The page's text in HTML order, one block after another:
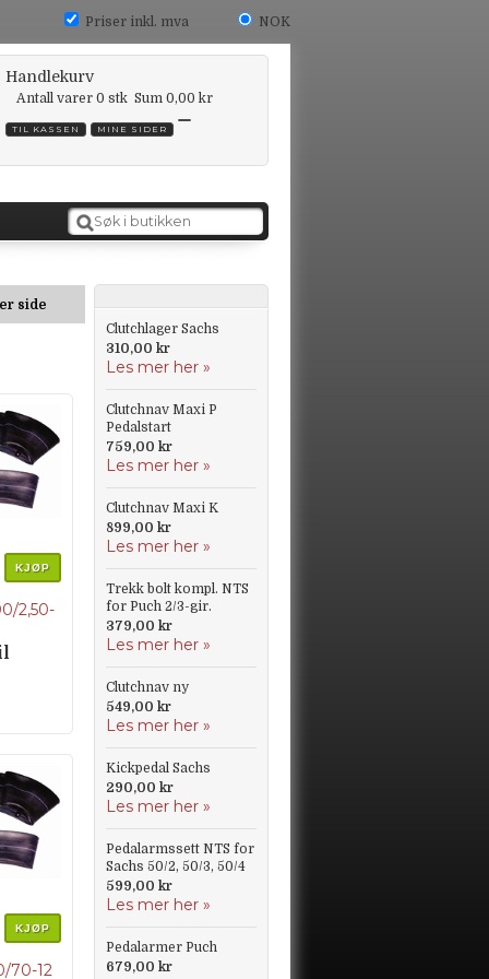
NOK
Priser inkl. mva
Handlekurv
Antall varer 0 stk Sum 0,00 kr
TIL KASSEN MINE SIDER
side
KJØP
2,50-
KJØP
70-12
Clutchlager Sachs
310,00 kr
Les mer her »
Clutchnav Maxi P
Pedalstart
759,00 kr
Les mer her »
Clutchnav Maxi K
899,00 kr
Les mer her »
Trekk bolt kompl. NTS
for Puch 2/3-gir.
379,00 kr
Les mer her »
Clutchnav ny
549,00 kr
Les mer her »
Kickpedal Sachs
290,00 kr
Les mer her »
Pedalarmssett NTS for
Sachs 50/2, 50/3, 50/4
599,00 kr
Les mer her »
Pedalarmer Puch
679,00 kr